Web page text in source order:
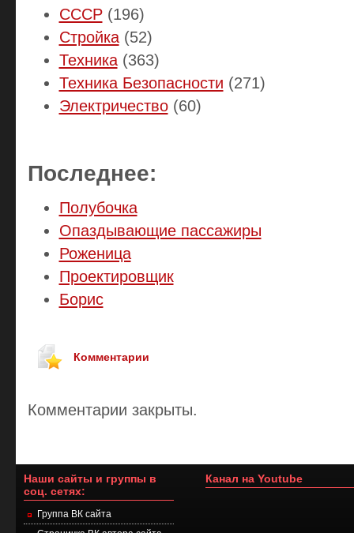
СССР(196)
Стройка(52)
Техника(363)
Техника Безопасности (271)
Электричество(60)
Последнее:
Полубочка
Опаздывающие пассажиры
Роженица
Проектировщик
Борис
Комментарии
Комментарии закрыты.
Наши сайты и группы в
соц. сетях:
Группа ВК сайта
Канал на Youtube